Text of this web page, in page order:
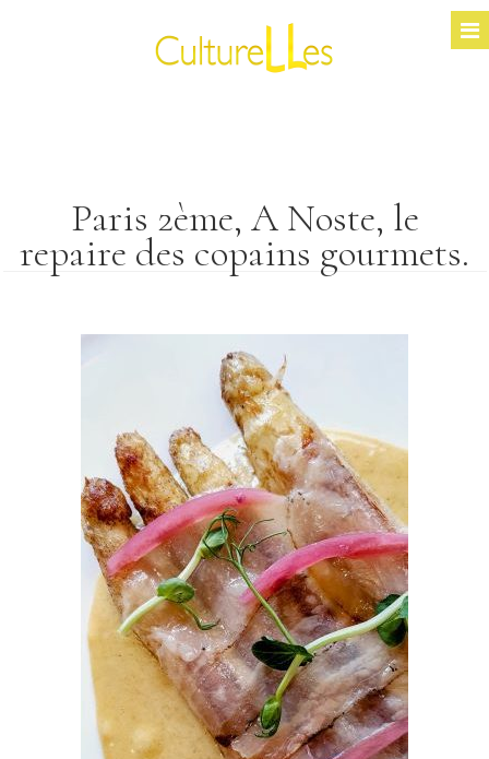
Paris 2ème, A Noste, le
repaire des copains gourmets.